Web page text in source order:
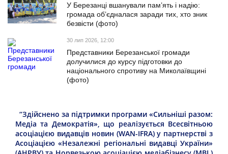
У Березанці вшанували пам’ять і надію:
громада об’єдналася заради тих, хто зник
безвісти (фото)
30 лип 2026, 12:00
Представники Березанської громади
долучилися до курсу підготовки до
національного спротиву на Миколаївщині
(фото)
“Здійснено за підтримки програми «Сильніші разом:
Медіа та Демократія», що реалізується Всесвітньою
асоціацією видавців новин (WAN-IFRA) у партнерстві з
Асоціацією «Незалежні регіональні видавці України»